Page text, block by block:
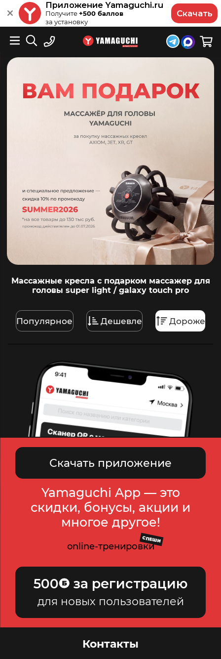
Приложение Yamaguchi.ru
Получите +500 баллов
за установку
Скачать
Массажные кресла с подарком массажер для
головы super light / galaxy touch pro
Популярное Дешевле Дороже
Скачать приложение
Yamaguchi App — это
скидки, бонусы, акции и
многое другое!
online-тренировки
СПЕШИ
500 за регистрацию
для новых пользователей
Контакты